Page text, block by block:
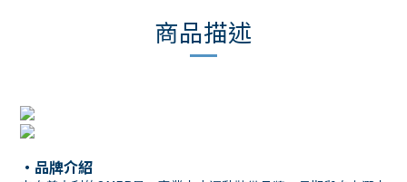
商品描述
・品牌介紹